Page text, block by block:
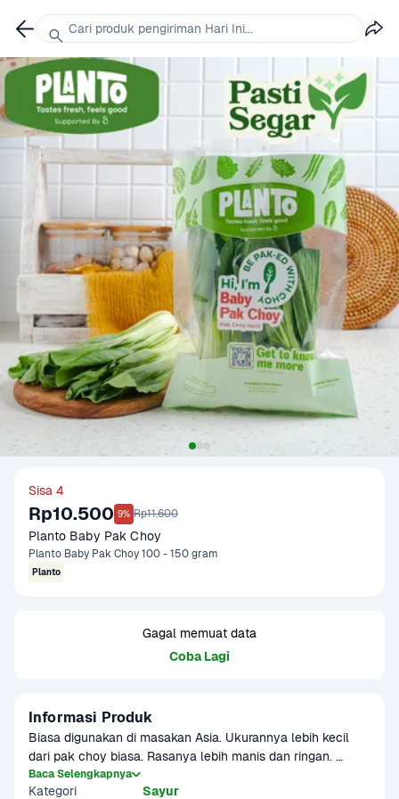
Sisa 4
Rp10.500 9% Rp11.600
Planto Baby Pak Choy
Planto Baby Pak Choy 100 - 150 gram
Planto
Gagal memuat data
Coba Lagi
Informasi Produk
Biasa digunakan di masakan Asia. Ukurannya lebih kecil
dari pak choy biasa. Rasanya lebih manis dan ringan.
Cocok untuk cah pakcoy, tumisan, pakcoy saus tiram, dan
berbagai olahan lainnya. Terdapat potensi
Baca Selengkapnya
Kategori Sayur
Cari produk pengiriman Hari Ini...